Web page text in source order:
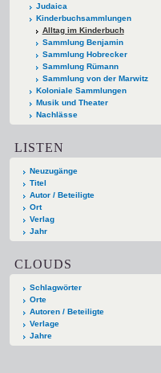
Judaica
Kinderbuchsammlungen
Alltag im Kinderbuch
Sammlung Benjamin
Sammlung Hobrecker
Sammlung Rümann
Sammlung von der Marwitz
Koloniale Sammlungen
Musik und Theater
Nachlässe
LISTEN
Neuzugänge
Titel
Autor / Beteiligte
Ort
Verlag
Jahr
CLOUDS
Schlagwörter
Orte
Autoren / Beteiligte
Verlage
Jahre